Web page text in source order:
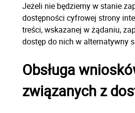
Jeżeli nie będziemy w stanie
dostępności cyfrowej strony
treści, wskazanej w żądaniu,
dostęp do nich w alternatywny
Obsługa
związanych z